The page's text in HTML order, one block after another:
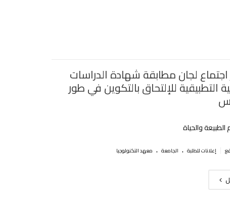
لجان مطابقة شهادة الدراسات
التطبيقية للإلتحاق بالتكوين في طور
والحياة
إعلانات للطلبة . الجامعة . معهد التكنولوجيا